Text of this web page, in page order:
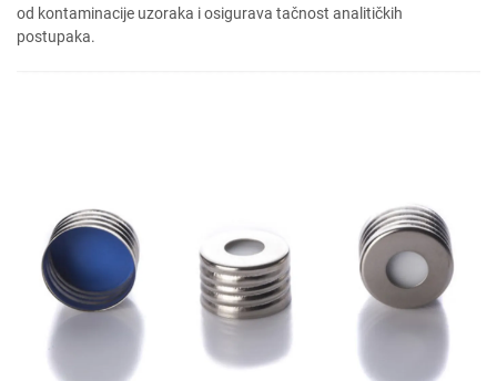
od kontaminacije uzoraka i osigurava tačnost analitičkih
postupaka.